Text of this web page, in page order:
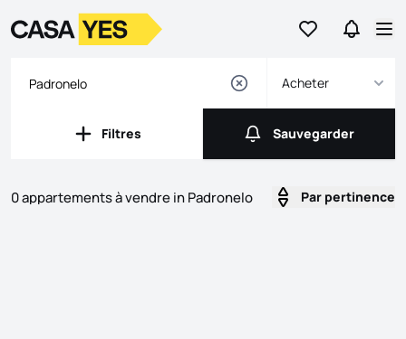
Aller auxAller
LogoAller à la page d’accueil
Acheter
Filtres
Filtres Sauvegarder
Sauvegarder
0 appartements à vendre in Padronelo Par pertinence